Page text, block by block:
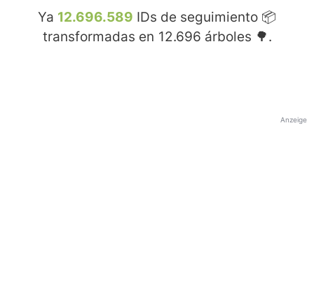
Ya 12.696.589 IDs de seguimiento 📦
transformadas en 12.696 árboles 🌳.
Anzeige